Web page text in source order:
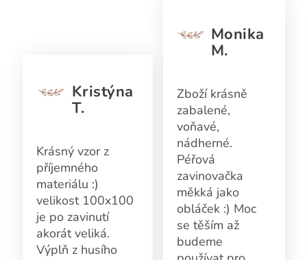
Kristýna
T.
Krásný vzor z
příjemného
materiálu :)
velikost 100x100
je po zavinutí
akorát veliká.
Výplň z husího
Monika
M.
Zboží krásně
zabalené,
voňavé,
nádherné.
Péřová
zavinovačka
měkká jako
obláček :) Moc
se těším až
budeme